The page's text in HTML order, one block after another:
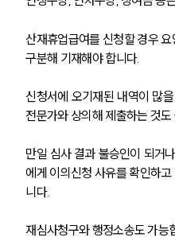
대륜법
산재휴업급여를 신청할 경우
구분해 기재해야 합니다.
신청서에 오기재된 내역이 많
전문가와 상의해 제출하는 것도
만일 심사 결과 불승인이 되거
에게 이의신청 사유를 확인하
니다.
재심사청구와 행정소송도 가능